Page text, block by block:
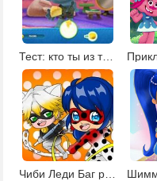
Тест: кто ты из троллей
Чиби Леди Баг раскраска